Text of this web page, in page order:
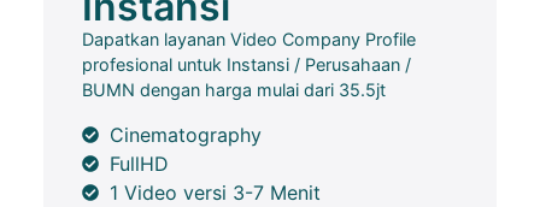
Dapatkan layanan Video Company Profile
profesional untuk Instansi / Perusahaan /
BUMN dengan harga mulai dari 35.5jt
Cinematography
FullHD
1 Video versi 3-7 Menit